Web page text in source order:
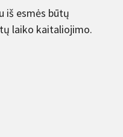
iš esmės būtų
laiko kaitaliojimo.